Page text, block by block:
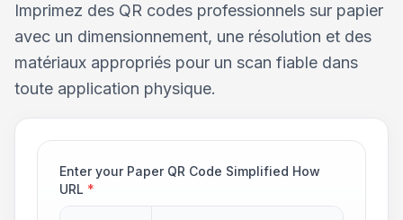
Imprimez des QR codes professionnels sur papier
avec un dimensionnement, une résolution et des
matériaux appropriés pour un scan fiable dans
toute application physique.
Enter your Paper QR Code Simplified How
URL *